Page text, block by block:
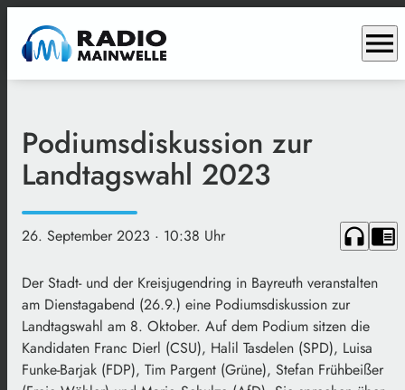
menu
Podiumsdiskussion zur
Landtagswahl 2023
26. September 2023 · 10:38 Uhr headphones chrome_reader_mode
Der Stadt- und der Kreisjugendring in Bayreuth veranstalten
am Dienstagabend (26.9.) eine Podiumsdiskussion zur
Landtagswahl am 8. Oktober. Auf dem Podium sitzen die
Kandidaten Franc Dierl (CSU), Halil Tasdelen (SPD), Luisa
Funke-Barjak (FDP), Tim Pargent (Grüne), Stefan Frühbeißer